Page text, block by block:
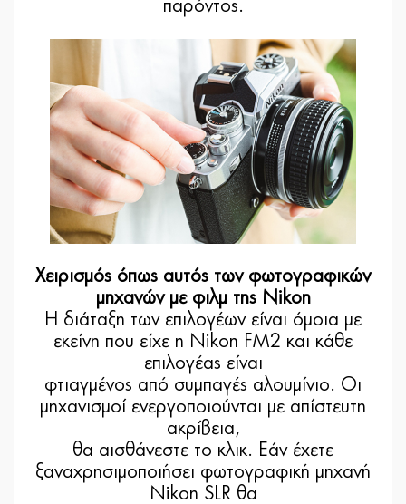
παρόντος.
Χειρισμός όπως αυτός των φωτογραφικών
μηχανών με φιλμ της Nikon
Η διάταξη των επιλογέων είναι όμοια με
εκείνη που είχε η Nikon FM2 και κάθε
επιλογέας είναι
φτιαγμένος από συμπαγές αλουμίνιο. Οι
μηχανισμοί ενεργοποιούνται με απίστευτη
ακρίβεια,
θα αισθάνεστε το κλικ. Εάν έχετε
ξαναχρησιμοποιήσει φωτογραφική μηχανή
Nikon SLR θα